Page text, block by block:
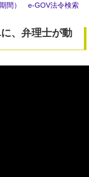
間） e-GOV法令検索
、弁理士が動